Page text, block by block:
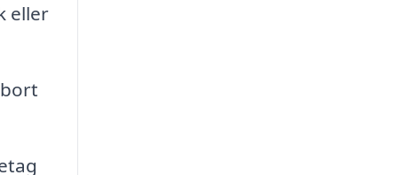
eller